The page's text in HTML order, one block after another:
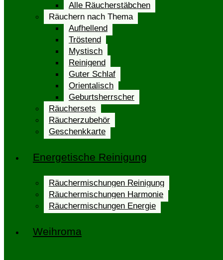
Alle Räucherstäbchen
Räuchern nach Thema
Aufhellend
Tröstend
Mystisch
Reinigend
Guter Schlaf
Orientalisch
Geburtsherrscher
Räuchersets
Räucherzubehör
Geschenkkarte
Energetische Reinigung
Räuchermischungen Reinigung
Räuchermischungen Harmonie
Räuchermischungen Energie
Weihroma